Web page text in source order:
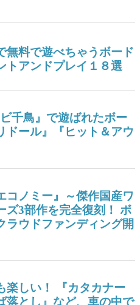
無料で遊べちゃうボード
トアンドプレイ１８選
千鳥』で遊ばれたボー
ドール』『ヒット＆アウ
コノミー』～傑作国産ワ
ズ3部作を完全復刻！ ボ
ラウドファンディング開
楽しい！ 『カタカナー
落とし』など、車の中で